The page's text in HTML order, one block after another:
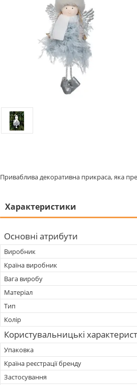
Приваблива декоративна прикраса, яка
Характеристики
Основні атрибути
Виробник
Країна виробник
Вага виробу
Матеріал
Тип
Колір
Користувальницькі
Упаковка
Країна реєстрації бренду
Застосування